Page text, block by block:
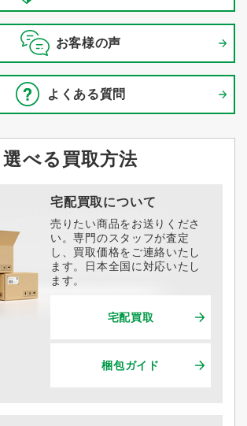
お客様の声
よくある質問
選べる買取方法
宅配買取について
売りたい商品をお送りくださ
い。専門のスタッフが査定
し、買取価格をご連絡いたし
ます。日本全国に対応いたし
ます。
宅配買取
梱包ガイド